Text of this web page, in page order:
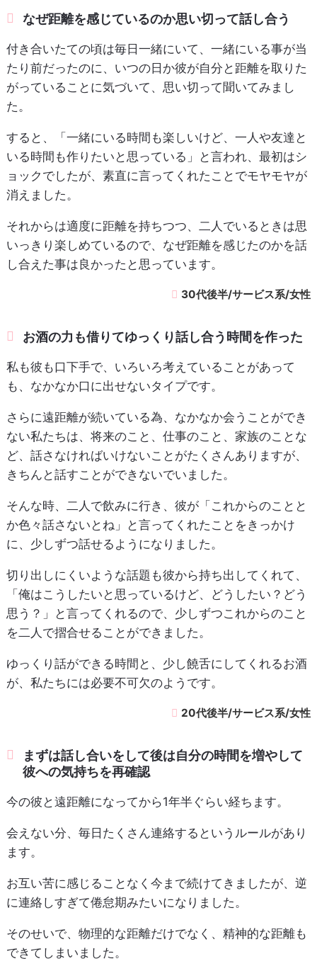
なぜ距離を感じているのか思い切って話し合う
付き合いたての頃は毎日一緒にいて、一緒にいる事が当
たり前だったのに、いつの日か彼が自分と距離を取りた
がっていることに気づいて、思い切って聞いてみまし
た。
すると、「一緒にいる時間も楽しいけど、一人や友達と
いる時間も作りたいと思っている」と言われ、最初はシ
ョックでしたが、素直に言ってくれたことでモヤモヤが
消えました。
それからは適度に距離を持ちつつ、二人でいるときは思
いっきり楽しめているので、なぜ距離を感じたのかを話
し合えた事は良かったと思っています。
30代後半/サービス系/女性
お酒の力も借りてゆっくり話し合う時間を作った
私も彼も口下手で、いろいろ考えていることがあって
も、なかなか口に出せないタイプです。
さらに遠距離が続いている為、なかなか会うことができ
ない私たちは、将来のこと、仕事のこと、家族のことな
ど、話さなければいけないことがたくさんありますが、
きちんと話すことができないでいました。
そんな時、二人で飲みに行き、彼が「これからのことと
か色々話さないとね」と言ってくれたことをきっかけ
に、少しずつ話せるようになりました。
切り出しにくいような話題も彼から持ち出してくれて、
「俺はこうしたいと思っているけど、どうしたい？どう
思う？」と言ってくれるので、少しずつこれからのこと
を二人で摺合せることができました。
ゆっくり話ができる時間と、少し饒舌にしてくれるお酒
が、私たちには必要不可欠のようです。
20代後半/サービス系/女性
まずは話し合いをして後は自分の時間を増やして
彼への気持ちを再確認
今の彼と遠距離になってから1年半ぐらい経ちます。
会えない分、毎日たくさん連絡するというルールがあり
ます。
お互い苦に感じることなく今まで続けてきましたが、逆
に連絡しすぎて倦怠期みたいになりました。
そのせいで、物理的な距離だけでなく、精神的な距離も
できてしまいました。